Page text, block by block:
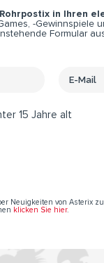
in Ihren
-Gewinnspiele
Formular
15 Jahre alt
Neuigkeiten von Asterix
klicken Sie hier.